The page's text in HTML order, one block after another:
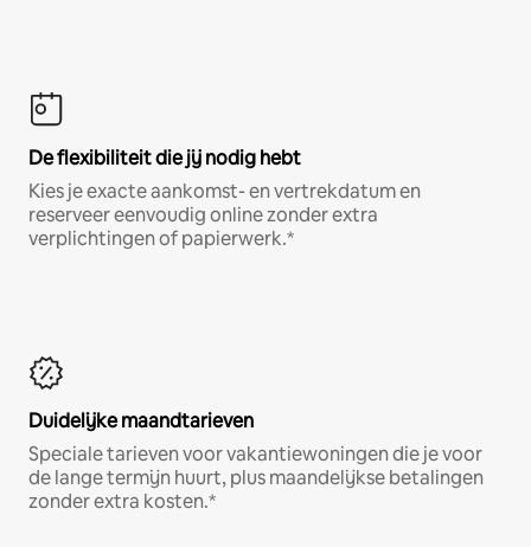
De flexibiliteit die jij nodig hebt
Kies je exacte aankomst- en vertrekdatum en
reserveer eenvoudig online zonder extra
verplichtingen of papierwerk.*
Duidelijke maandtarieven
Speciale tarieven voor vakantiewoningen die je voor
de lange termijn huurt, plus maandelijkse betalingen
zonder extra kosten.*